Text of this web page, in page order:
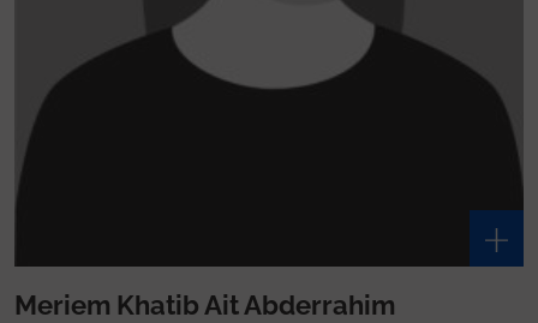
Meriem Khatib Ait Abderrahim